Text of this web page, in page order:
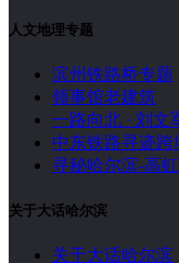
人文地理专题
滨州铁路桥专题
领事馆老建筑
一路向北 · 刘文
中东铁路寻迹跨
寻秘哈尔滨-高
关于大话哈尔滨
关于大话哈尔滨